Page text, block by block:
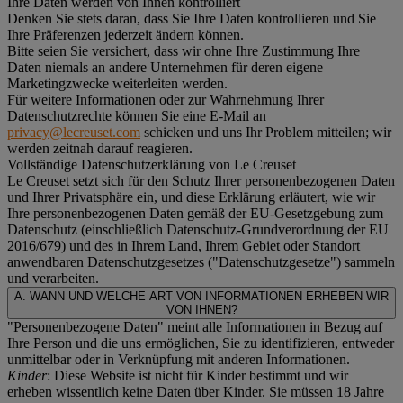
Denken Sie stets daran, dass Sie Ihre Daten kontrollieren und Sie
Ihre Präferenzen jederzeit ändern können.
Bitte seien Sie versichert, dass wir ohne Ihre Zustimmung Ihre
Daten niemals an andere Unternehmen für deren eigene
Marketingzwecke weiterleiten werden.
Für weitere Informationen oder zur Wahrnehmung Ihrer
Datenschutzrechte können Sie eine E-Mail an
privacy@lecreuset.com schicken und uns Ihr Problem mitteilen; wir
werden zeitnah darauf reagieren.
Vollständige Datenschutzerklärung von Le Creuset
Le Creuset setzt sich für den Schutz Ihrer personenbezogenen Daten
und Ihrer Privatsphäre ein, und diese Erklärung erläutert, wie wir
Ihre personenbezogenen Daten gemäß der EU-Gesetzgebung zum
Datenschutz (einschließlich Datenschutz-Grundverordnung der EU
2016/679) und des in Ihrem Land, Ihrem Gebiet oder Standort
anwendbaren Datenschutzgesetzes ("Datenschutzgesetze") sammeln
und verarbeiten.
A. WANN UND WELCHE ART VON INFORMATIONEN ERHEBEN WIR
VON IHNEN?
"Personenbezogene Daten" meint alle Informationen in Bezug auf
Ihre Person und die uns ermöglichen, Sie zu identifizieren, entweder
unmittelbar oder in Verknüpfung mit anderen Informationen.
Kinder: Diese Website ist nicht für Kinder bestimmt und wir
erheben wissentlich keine Daten über Kinder. Sie müssen 18 Jahre